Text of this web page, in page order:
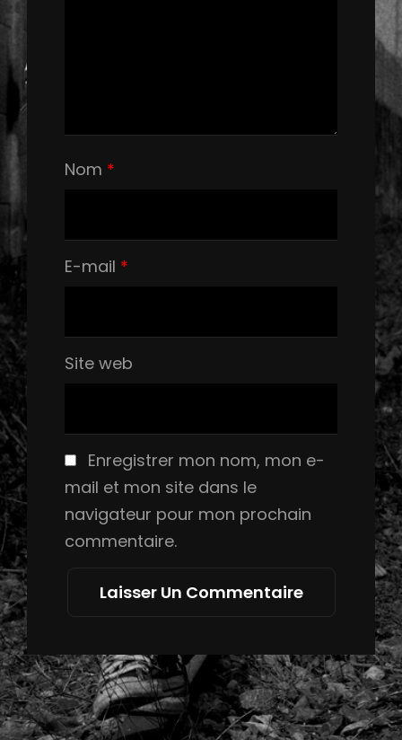
Nom *
E-mail *
Site web
Enregistrer mon nom, mon e-
mail et mon site dans le
navigateur pour mon prochain
commentaire.